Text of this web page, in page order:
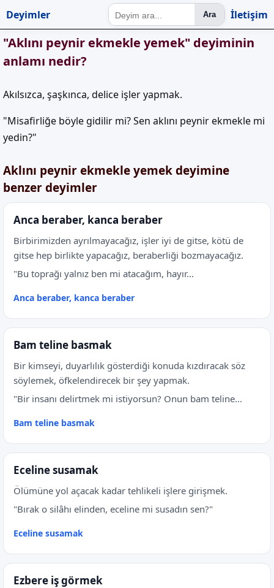
Deyimler Ara İletişim
"Aklını peynir ekmekle yemek" deyiminin
anlamı nedir?
Akılsızca, şaşkınca, delice işler yapmak.
"Misafirliğe böyle gidilir mi? Sen aklını peynir ekmekle mi
yedin?"
Aklını peynir ekmekle yemek deyimine
benzer deyimler
Anca beraber, kanca beraber
Birbirimizden ayrılmayacağız, işler iyi de gitse, kötü de
gitse hep birlikte yapacağız, beraberliği bozmayacağız.
"Bu toprağı yalnız ben mi atacağım, hayır...
Anca beraber, kanca beraber
Bam teline basmak
Bir kimseyi, duyarlılık gösterdiği konuda kızdıracak söz
söylemek, öfkelendirecek bir şey yapmak.
"Bir insanı delirtmek mi istiyorsun? Onun bam teline...
Bam teline basmak
Eceline susamak
Ölümüne yol açacak kadar tehlikeli işlere girişmek.
"Bırak o silâhı elinden, eceline mi susadın sen?"
Eceline susamak
Ezbere iş görmek